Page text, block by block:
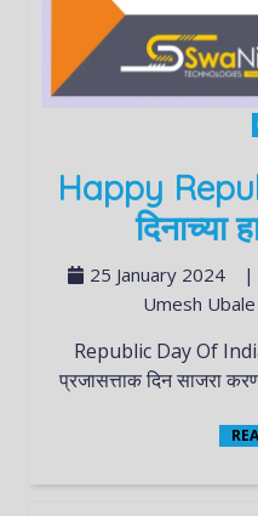
Happy
दिनाच्या
25 January 2024 |
Umesh Ubale
Republic Day Of India : यंदा भारत देश आपला ७५ वा
प्रजासत्ताक दिन साजरा